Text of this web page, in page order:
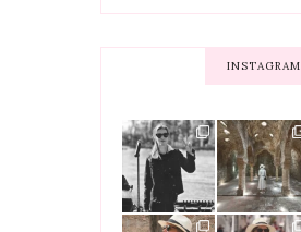
INSTAGRAM